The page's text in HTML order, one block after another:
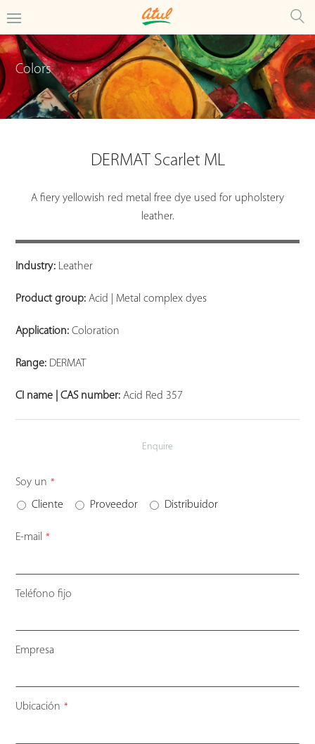
Colors
DERMAT Scarlet ML
A fiery yellowish red metal free dye used for upholstery
leather.
Industry: Leather
Product group: Acid | Metal complex dyes
Application: Coloration
Range: DERMAT
CI name | CAS number: Acid Red 357
Enquire
Soy un *
Cliente Proveedor Distribuidor
E-mail *
Teléfono fijo
Empresa
Ubicación *